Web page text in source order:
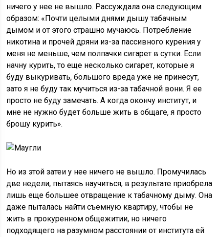
ничего у нее не вышло. Рассуждала она следующим
образом: «Почти целыми днями дышу табачным
дымом и от этого страшно мучаюсь. Потребление
никотина и прочей дряни из-за пассивного курения у
меня не меньше, чем полпачки сигарет в сутки. Если
начну курить, то еще несколько сигарет, которые я
буду выкуривать, большого вреда уже не принесут,
зато я не буду так мучиться из-за табачной вони. Я ее
просто не буду замечать. А когда окончу институт, и
мне не нужно будет больше жить в общаге, я просто
брошу курить».
Но из этой затеи у нее ничего не вышло. Промучилась
две недели, пытаясь научиться, в результате приобрела
лишь еще большее отвращение к табачному дыму. Она
даже пыталась найти съемную квартиру, чтобы не
жить в прокуренном общежитии, но ничего
подходящего на разумном расстоянии от института ей